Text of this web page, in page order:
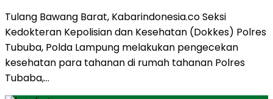
Tulang Bawang Barat, Kabarindonesia.co Seksi
Kedokteran Kepolisian dan Kesehatan (Dokkes) Polres
Tububa, Polda Lampung melakukan pengecekan
kesehatan para tahanan di rumah tahanan Polres
Tubaba,…